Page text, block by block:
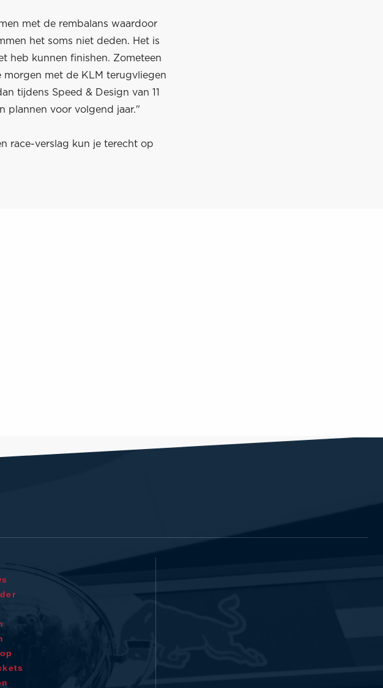
met de rembalans waardoor
het soms niet deden. Het is
heb kunnen finishen. Zometeen
morgen met de KLM terugvliegen
tijdens Speed & Design van 11
plannen voor volgend jaar."
race-verslag kun je terecht op